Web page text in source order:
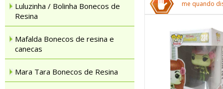
Luluzinha / Bolinha Bonecos de
Resina
Mafalda Bonecos de resina e
canecas
Mara Tara Bonecos de Resina
me quando